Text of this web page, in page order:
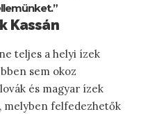
Kassán
teljes a helyi ízek
sem okoz
és magyar ízek
melyben felfedezhetők